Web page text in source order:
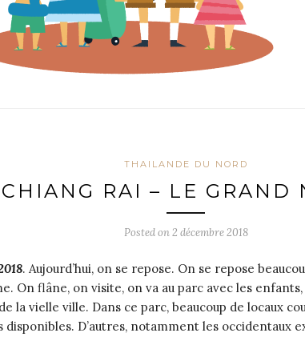
THAILANDE DU NORD
CHIANG RAI – LE GRAND
Posted on2 décembre 2018
. Aujourd’hui, on se repose. On se repose
On flâne, on visite, on va au parc avec les
la vielle ville. Dans ce parc, beaucoup de locaux
disponibles. D’autres, notamment les occidentaux